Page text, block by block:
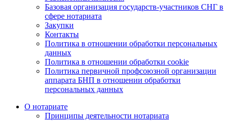
Базовая организация государств-участников СНГ в
сфере нотариата
Закупки
Контакты
Политика в отношении обработки персональных
данных
Политика в отношении обработки cookie
Политика первичной профсоюзной организации
аппарата БНП в отношении обработки
персональных данных
О нотариате
Принципы деятельности нотариата